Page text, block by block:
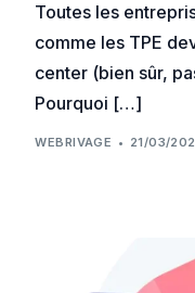
Toutes les
comme les TPE
center (bien sûr,
Pourquoi […]
WEBRIVAGE 21/03/